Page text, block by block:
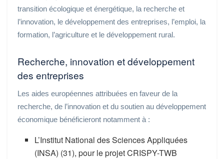
transition écologique et énergétique, la recherche et
l’innovation, le développement des entreprises, l’emploi, la
formation, l’agriculture et le développement rural.
Recherche, innovation et développement
des entreprises
Les aides européennes attribuées en faveur de la
recherche, de l’innovation et du soutien au développement
économique bénéficieront notamment à :
L’Institut National des Sciences Appliquées
(INSA) (31), pour le projet CRISPY-TWB